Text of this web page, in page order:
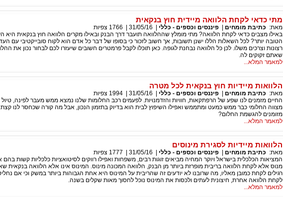
מתי כדאי לקחת הלוואה מיידית חוץ בנקאית
מאת: כתיבת מומחים פיננסים וכספים - כללי 31/05/16
1766 צפיות
באילו מצבים כדאי לקחת הלוואה? מתי מומלץ שההלוואה תועבר דרך הבנק ובאילו מקרים הלוואה חוץ בנקאית היא
הטובה יותר? לכל השאלות הללו ישנן תשובות, אך חשוב לזכור כי בסופו של דבר כל אדם הוא לקוח סובייקטיבי עם
רצונות וצרכים משלו. לכן כל הלוואה נבחנת לגופה. כאן תוכלו לקבל פרמטרים חשובים שיעזרו לכם לבחור נכון את
שאתם זקוקים לה.
למאמר המלא...
הלוואות מיידיות חוץ בנקאית לכל מטרה
מאת: כתיבת מומחים פיננסים וכספים - כללי 31/05/16
1994 צפיות
החיים מזמנים לנו שפע של הרפתקאות, חוויות והזדמנויות. לפעמים רכב החלומות שלנו נמצא ממש מעבר לפינה,
מצווה החלומי כבר ממש כמעט ומתממש ואפילו השיפוץ לבית הוא בדיוק בתזמון הנכון, אבל מה קורה שכחסר לנו קצת
מזומנים להגשמת החלום?
למאמר המלא...
הלוואות מיידיות לסגירת מינוסים
מאת: כתיבת מומחים פיננסים וכספים - כללי 31/05/16
1777 צפיות
המציאות הכלכלית בישראל ויוקר המחיה מביאים זוגות רבים, משפחות ואפילו רווקים לסיטואציות כלכליות קשות בהם
מנוס אלא לקחת הלוואה בריבית מופרזת ביותר מן הבנק, הלוואה המכונה מינוס. המינוס אינו אלא הלוואה בנקאית
רגילים לקחת כמובן מאליו, מה שרובנו לא יודעים זה שהריבית על המינוס היא אחת הגבוהות ביותר במשק וכי אם
לקחת הלוואה אחרת, חיצונית לעתים ולכסות את המינוס נוכל לחסוך מאות שקלים בשנה.
למאמר המלא...